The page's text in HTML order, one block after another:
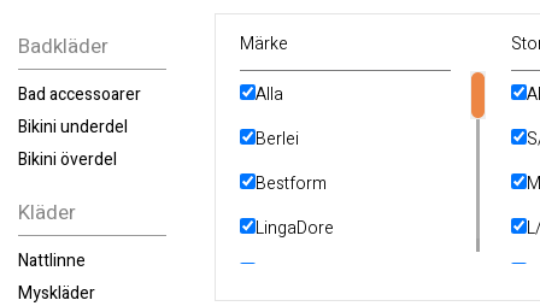
Badkläder
Bad accessoarer
Bikini underdel
Bikini överdel
Kläder
Nattlinne
Myskläder
Märke
Alla
Berlei
Bestform
LingaDore